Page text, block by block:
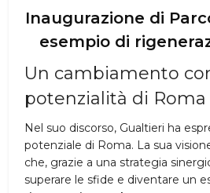
Inaugurazione di
esempio di
Un cambiamento
potenzialità di Roma
Nel suo discorso, Gualtieri ha
potenziale di Roma. La sua
che, grazie a una strategia
superare le sfide e diventare un